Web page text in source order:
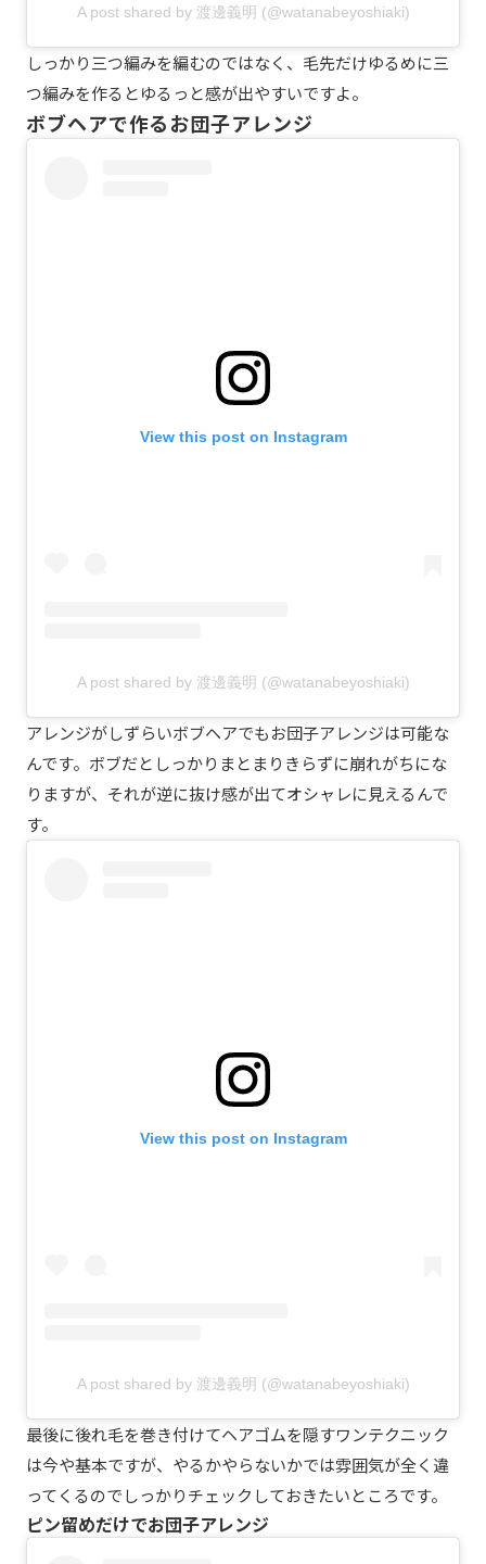
A post shared by 渡邊義明 (@watanabeyoshiaki)
しっかり三つ編みを編むのではなく、毛先だけゆるめに三
つ編みを作るとゆるっと感が出やすいですよ。
ボブヘアで作るお団子アレンジ
View this post on Instagram
A post shared by 渡邊義明 (@watanabeyoshiaki)
アレンジがしずらいボブヘアでもお団子アレンジは可能な
んです。ボブだとしっかりまとまりきらずに崩れがちにな
りますが、それが逆に抜け感が出てオシャレに見えるんで
す。
View this post on Instagram
A post shared by 渡邊義明 (@watanabeyoshiaki)
最後に後れ毛を巻き付けてヘアゴムを隠すワンテクニック
は今や基本ですが、やるかやらないかでは雰囲気が全く違
ってくるのでしっかりチェックしておきたいところです。
ピン留めだけでお団子アレンジ